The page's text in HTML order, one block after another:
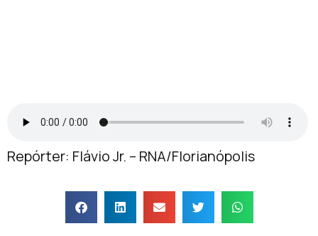
Repórter: Flávio Jr. – RNA/Florianópolis